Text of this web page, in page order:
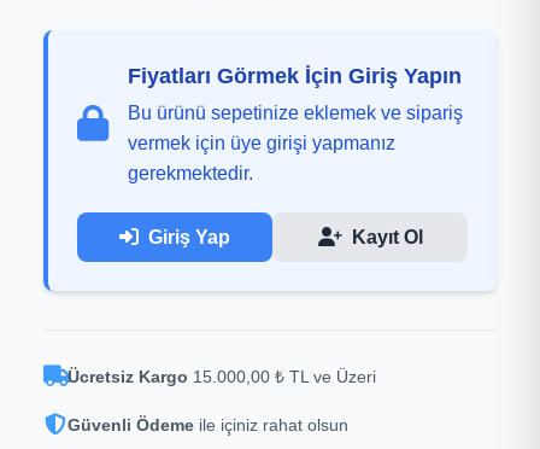
Fiyatları Görmek İçin Giriş Yapın
Bu ürünü sepetinize eklemek ve sipariş
vermek için üye girişi yapmanız
gerekmektedir.
Giriş Yap Kayıt Ol
Ücretsiz Kargo 15.000,00 ₺ TL ve Üzeri
Güvenli Ödeme ile içiniz rahat olsun